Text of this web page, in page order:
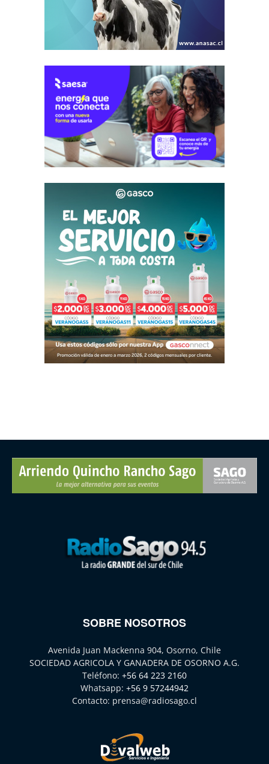
SOBRE NOSOTROS
Avenida Juan Mackenna 904, Osorno, Chile
SOCIEDAD AGRICOLA Y GANADERA DE OSORNO A.G.
Teléfono: +56 64 223 2160
Whatsapp: +56 9 57244942
Contacto: prensa@radiosago.cl